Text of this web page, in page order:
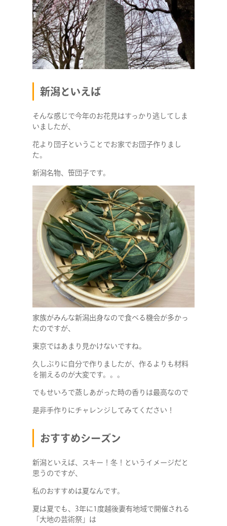
COMPANY
SERVICE
新潟といえば
そんな感じで今年のお花見はすっかり逃してしま
いましたが、
花より団子ということでお家でお団子作りまし
た。
新潟名物、笹団子です。
家族がみんな新潟出身なので食べる機会が多かっ
たのですが、
東京ではあまり見かけないですね。
久しぶりに自分で作りましたが、作るよりも材料
を揃えるのが大変です。。。
でもせいろで蒸しあがった時の香りは最高なので
是非手作りにチャレンジしてみてください！
おすすめシーズン
新潟といえば、スキー！冬！というイメージだと
思うのですが、
私のおすすめは夏なんです。
夏は夏でも、3年に1度越後妻有地域で開催される
「大地の芸術祭」は